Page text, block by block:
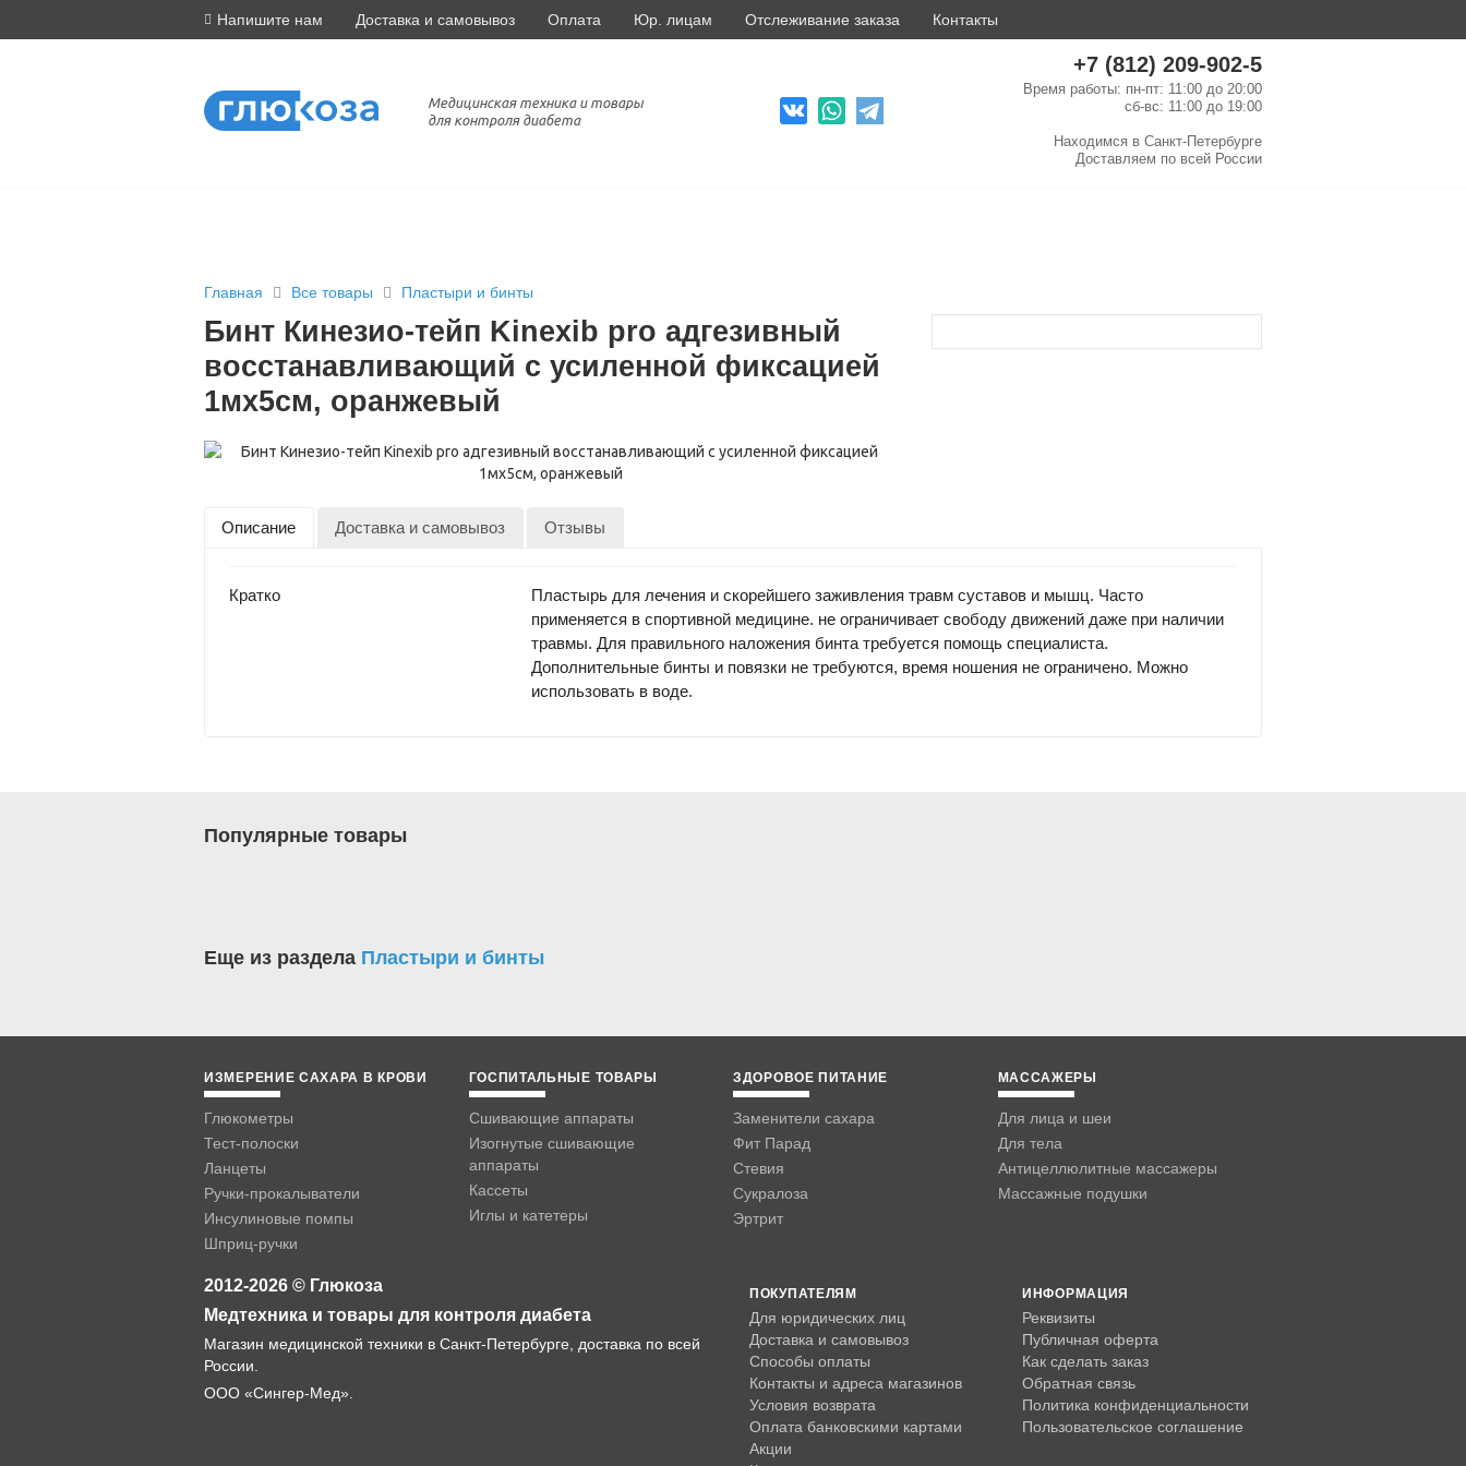
Напишите нам Доставка и самовывоз Оплата Юр. лицам Отслеживание заказа Контакты
Медицинская техника и товары
для контроля диабета
+7 (812) 209-902-5
Время работы: пн-пт: 11:00 до 20:00
сб-вс: 11:00 до 19:00
Находимся в Санкт-Петербурге
Доставляем по всей России
Главная Все товары Пластыри и бинты
Бинт Кинезио-тейп Kinexib pro адгезивный
восстанавливающий с усиленной фиксацией
1мх5см, оранжевый
Описание Доставка и самовывоз Отзывы
Кратко
Пластырь для лечения и скорейшего заживления травм суставов и мышц. Часто
применяется в спортивной медицине. не ограничивает свободу движений даже при наличии
травмы. Для правильного наложения бинта требуется помощь специалиста.
Дополнительные бинты и повязки не требуются, время ношения не ограничено. Можно
использовать в воде.
Популярные товары
Еще из раздела Пластыри и бинты
ИЗМЕРЕНИЕ САХАРА В КРОВИ
Глюкометры
Тест-полоски
Ланцеты
Ручки-прокалыватели
Инсулиновые помпы
Шприц-ручки
ГОСПИТАЛЬНЫЕ ТОВАРЫ
Сшивающие аппараты
Изогнутые сшивающие
аппараты
Кассеты
Иглы и катетеры
ЗДОРОВОЕ ПИТАНИЕ
Заменители сахара
Фит Парад
Стевия
Сукралоза
Эртрит
МАССАЖЕРЫ
Для лица и шеи
Для тела
Антицеллюлитные массажеры
Массажные подушки
2012-2026 © Глюкоза
Медтехника и товары для контроля диабета
Магазин медицинской техники в Санкт-Петербурге, доставка по всей
России.
ООО «Сингер-Мед».
ПОКУПАТЕЛЯМ
Для юридических лиц
Доставка и самовывоз
Способы оплаты
Контакты и адреса магазинов
Условия возврата
Оплата банковскими картами
Акции
ИНФОРМАЦИЯ
Реквизиты
Публичная оферта
Как сделать заказ
Обратная связь
Политика конфиденциальности
Пользовательское соглашение